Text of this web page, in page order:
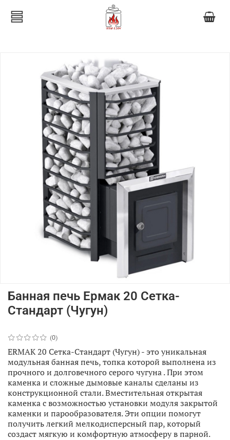
(0)
Банная печь Ермак 20 Сетка-
Стандарт (Чугун)
ERMAK 20 Сетка-Стандарт (Чугун) - это уникальная
модульная банная печь, топка которой выполнена из
прочного и долговечного серого чугуна . При этом
каменка и сложные дымовые каналы сделаны из
конструкционной стали. Вместительная открытая
каменка с возможностью установки модуля закрытой
каменки и парообразователя. Эти опции помогут
получить легкий мелкодисперсный пар, который
создаст мягкую и комфортную атмосферу в парной.